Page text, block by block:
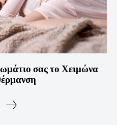
σας το Χειμώνα